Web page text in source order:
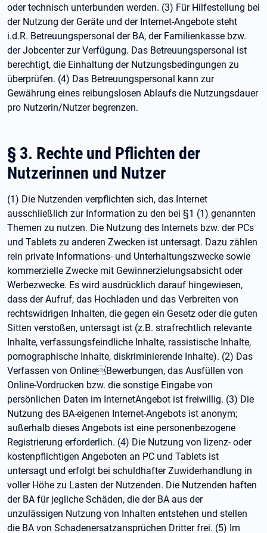
oder technisch unterbunden werden. (3) Für Hilfestellung bei
der Nutzung der Geräte und der Internet-Angebote steht
i.d.R. Betreuungspersonal der BA, der Familienkasse bzw.
der Jobcenter zur Verfügung. Das Betreuungspersonal ist
berechtigt, die Einhaltung der Nutzungsbedingungen zu
überprüfen. (4) Das Betreuungspersonal kann zur
Gewährung eines reibungslosen Ablaufs die Nutzungsdauer
pro Nutzerin/Nutzer begrenzen.
§ 3. Rechte und Pflichten der
Nutzerinnen und Nutzer
(1) Die Nutzenden verpflichten sich, das Internet
ausschließlich zur Information zu den bei §1 (1) genannten
Themen zu nutzen. Die Nutzung des Internets bzw. der PCs
und Tablets zu anderen Zwecken ist untersagt. Dazu zählen
rein private Informations- und Unterhaltungszwecke sowie
kommerzielle Zwecke mit Gewinnerzielungsabsicht oder
Werbezwecke. Es wird ausdrücklich darauf hingewiesen,
dass der Aufruf, das Hochladen und das Verbreiten von
rechtswidrigen Inhalten, die gegen ein Gesetz oder die guten
Sitten verstoßen, untersagt ist (z.B. strafrechtlich relevante
Inhalte, verfassungsfeindliche Inhalte, rassistische Inhalte,
pornographische Inhalte, diskriminierende Inhalte). (2) Das
Verfassen von OnlineBewerbungen, das Ausfüllen von
Online-Vordrucken bzw. die sonstige Eingabe von
persönlichen Daten im InternetAngebot ist freiwillig. (3) Die
Nutzung des BA-eigenen Internet-Angebots ist anonym;
außerhalb dieses Angebots ist eine personenbezogene
Registrierung erforderlich. (4) Die Nutzung von lizenz- oder
kostenpflichtigen Angeboten an PC und Tablets ist
untersagt und erfolgt bei schuldhafter Zuwiderhandlung in
voller Höhe zu Lasten der Nutzenden. Die Nutzenden haften
der BA für jegliche Schäden, die der BA aus der
unzulässigen Nutzung von Inhalten entstehen und stellen
die BA von Schadenersatzansprüchen Dritter frei. (5) Im